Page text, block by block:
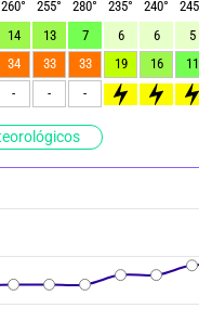
260° 255° 280° 235° 240°
245
14 13 7 6 6
5
34 33 33 19 16
11
- - - >80 >90